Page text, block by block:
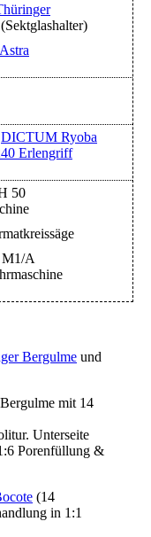
(Sektglashalter)
DICTUM Ryoba
Erlengriff
50
M1/A
Bergulme und
mit 14
Unterseite
Porenfüllung &
(14
in 1:1